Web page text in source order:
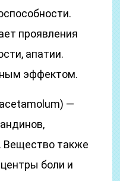
проявления
апатии.
эффектом.
—
также
боли и